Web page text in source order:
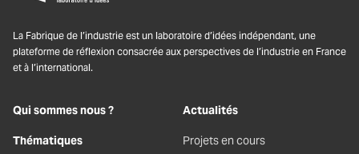
La Fabrique de l’industrie est un laboratoire d’idées indépendant, une
plateforme de réflexion consacrée aux perspectives de l’industrie en France
et à l’international.
Qui sommes nous ?
Thématiques
Actualités
Projets en cours